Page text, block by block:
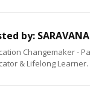
by:
Changemaker -
& Lifelong Learner.